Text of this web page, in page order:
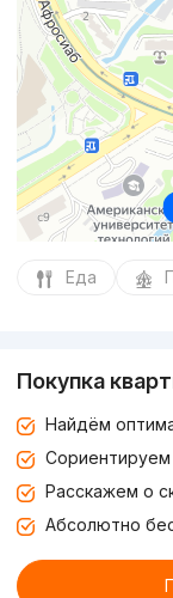
Еда
Покупка
Найдём
Сориентируем
Расскажем о
Абсолютно